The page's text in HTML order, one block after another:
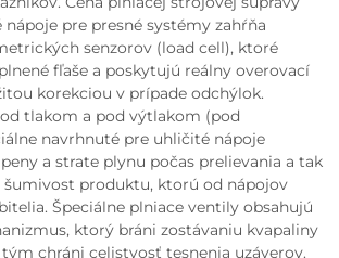
pre presné systémy zahŕňa
senzorov (load cell), ktoré
fľaše a poskytujú reálny overovací
korekciou v prípade odchýlok.
tlakom a pod výtlakom (pod
navrhnuté pre uhličité nápoje
a strate plynu počas prelievania a tak
šumivost produktu, ktorú od nápojov
Špeciálne plniace ventily obsahujú
ktorý bráni zostávaniu kvapaliny
chráni celistvosť tesnenia uzáverov.